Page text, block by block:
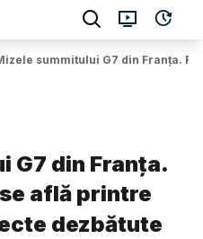
summitului G7 din Franța.
G7 din Franța.
află printre
dezbătute